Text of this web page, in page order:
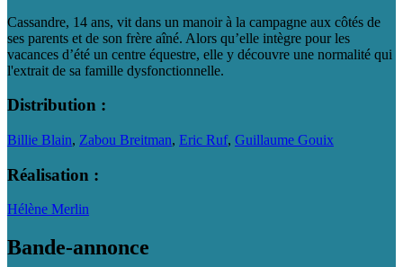
Cassandre, 14 ans, vit dans un manoir à la campagne aux côtés de
ses parents et de son frère aîné. Alors qu’elle intègre pour les
vacances d’été un centre équestre, elle y découvre une normalité qui
l'extrait de sa famille dysfonctionnelle.
Distribution :
Billie Blain, Zabou Breitman, Eric Ruf, Guillaume Gouix
Réalisation :
Hélène Merlin
Bande-annonce